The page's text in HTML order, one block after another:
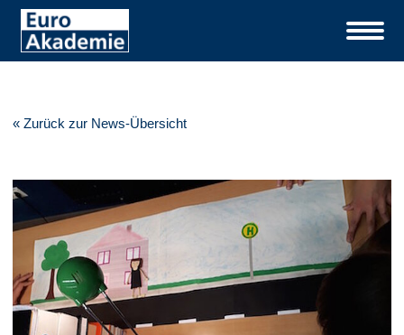
« Zurück zur News-Übersicht